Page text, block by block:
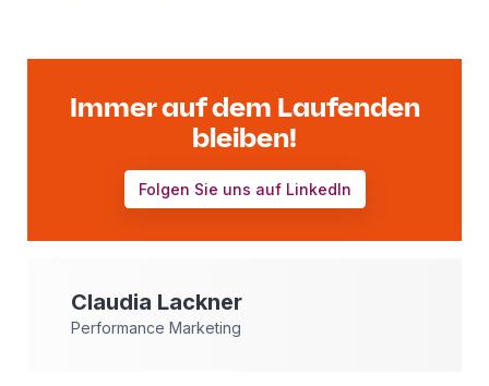
Immer auf dem Laufenden
bleiben!
Folgen Sie uns auf LinkedIn
Claudia Lackner
Performance Marketing